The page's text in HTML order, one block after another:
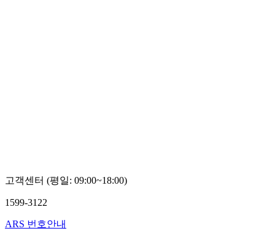
고객센터 (평일: 09:00~18:00)
1599-3122
ARS 번호안내